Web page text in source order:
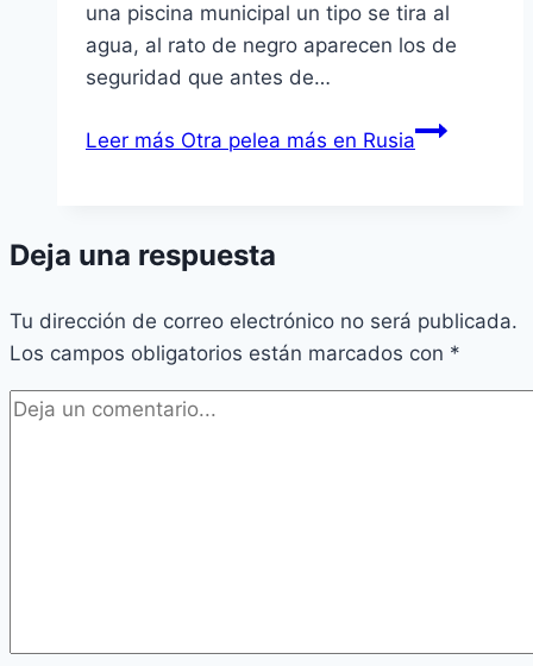
una piscina municipal un tipo se tira al
agua, al rato de negro aparecen los de
seguridad que antes de…
Leer más Otra pelea más en Rusia
Deja una respuesta
Tu dirección de correo electrónico no será publicada.
Los campos obligatorios están marcados con *